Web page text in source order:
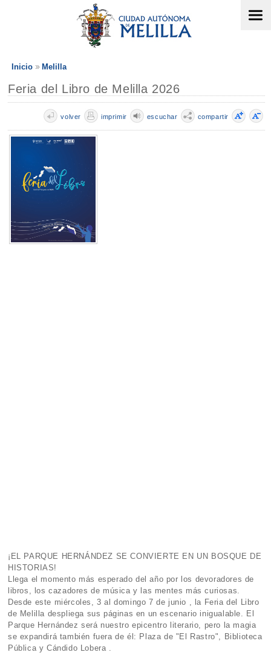
Inicio Melilla
Feria del Libro de Melilla 2026
compartir
escuchar
imprimir
volver
¡EL PARQUE HERNÁNDEZ SE CONVIERTE EN UN BOSQUE DE
HISTORIAS!
Llega el momento más esperado del año por los devoradores de
libros, los cazadores de música y las mentes más curiosas.
Desde este miércoles, 3 al domingo 7 de junio , la Feria del Libro
de Melilla despliega sus páginas en un escenario inigualable. El
Parque Hernández será nuestro epicentro literario, pero la magia
se expandirá también fuera de él: Plaza de "El Rastro", Biblioteca
Pública y Cándido Lobera .